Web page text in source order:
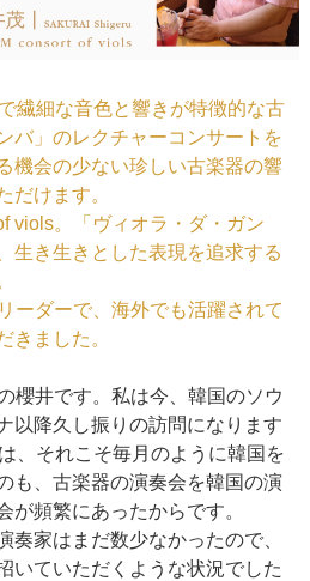
繊細な音色と響きが特徴的な古
バ」のレクチャーコンサートを
機会の少ない珍しい古楽器の響
だけます。
viols。「ヴィオラ・ダ・ガン
生き生きとした表現を追求する
ーダーで、海外でも活躍されて
きました。
櫻井です。私は今、韓国のソウ
以降久し振りの訪問になります
、それこそ毎月のように韓国を
も、古楽器の演奏会を韓国の演
が頻繁にあったからです。
家はまだ数少なかったので、
いていただくような状況でした